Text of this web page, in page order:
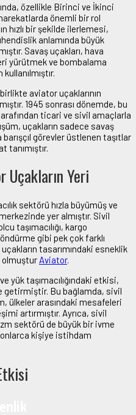
özellikle Birinci ve İkinci
önemli bir rol
hızlı bir şekilde ilerlemesi,
anlamında büyük
Savaş uçakları, hava
yürütmek ve bombalama
aviator uçaklarının
1945 sonrası dönemde, bu
ticari ve sivil amaçlarla
uçakların sadece savaş
görevler üstlenen taşıtlar
tanımıştır.
Uçakların Yeri
sektörü hızla büyümüş ve
yer almıştır. Sivil
taşımacılığı, kargo
gibi pek çok farklı
tasarımındaki esneklik
olmuştur Aviator.
yük taşımacılığındaki etkisi,
getirmiştir. Bu bağlamda, sivil
ülkeler arasındaki mesafeleri
artırmıştır. Ayrıca, sivil
sektörü de büyük bir ivme
kişiye istihdam